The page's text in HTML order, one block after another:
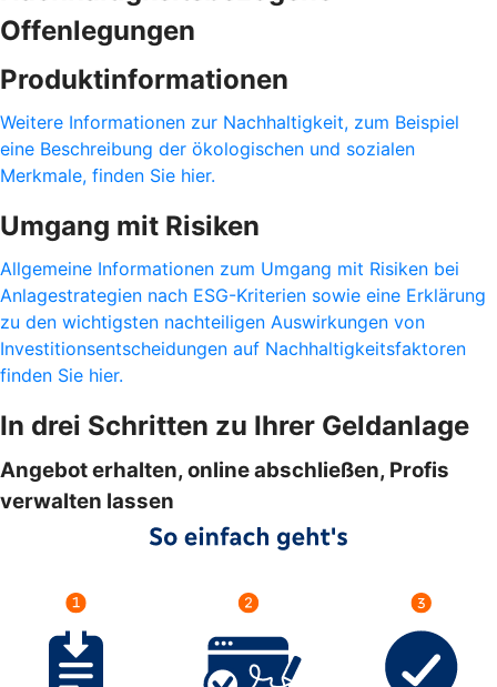
Offenlegungen
Produktinformationen
Weitere Informationen zur Nachhaltigkeit, zum Beispiel
eine Beschreibung der ökologischen und sozialen
Merkmale, finden Sie hier.
Umgang mit Risiken
Allgemeine Informationen zum Umgang mit Risiken bei
Anlagestrategien nach ESG-Kriterien sowie eine Erklärung
zu den wichtigsten nachteiligen Auswirkungen von
Investitionsentscheidungen auf Nachhaltigkeitsfaktoren
finden Sie hier.
In drei Schritten zu Ihrer Geldanlage
Angebot erhalten, online abschließen, Profis
verwalten lassen